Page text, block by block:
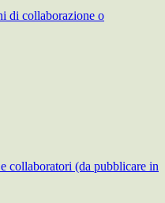
di collaborazione o
collaboratori (da pubblicare in